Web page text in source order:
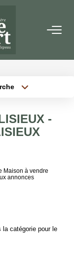
-
Maison à vendre
annonces
la catégorie pour le